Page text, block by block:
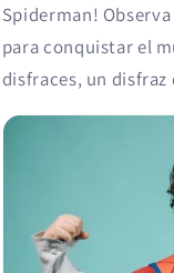
Spiderman!
para conquistar el
disfraces, un